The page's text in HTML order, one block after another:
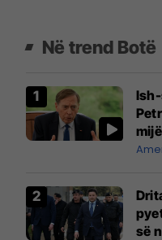
Në trend Botë
së